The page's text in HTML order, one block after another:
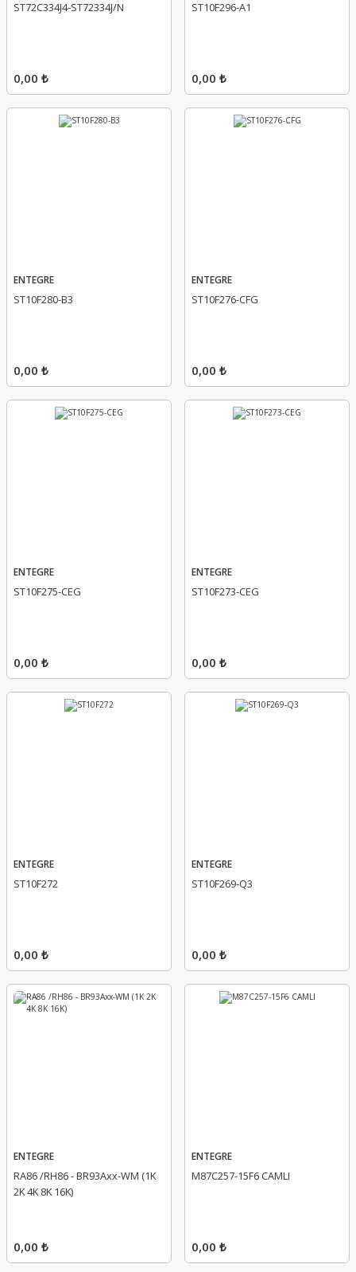
ST72C334J4-ST72334J/N
0,00 ₺
ST10F296-A1
0,00 ₺
ENTEGRE
ST10F280-B3
0,00 ₺
ENTEGRE
ST10F276-CFG
0,00 ₺
ENTEGRE
ST10F275-CEG
0,00 ₺
ENTEGRE
ST10F273-CEG
0,00 ₺
ENTEGRE
ST10F272
0,00 ₺
ENTEGRE
ST10F269-Q3
0,00 ₺
ENTEGRE
RA86 /RH86 - BR93Axx-WM (1K
2K 4K 8K 16K)
0,00 ₺
ENTEGRE
M87C257-15F6 CAMLI
0,00 ₺